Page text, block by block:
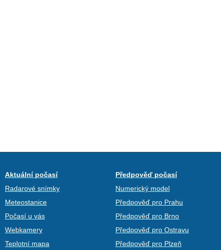
Aktuální počasí
Radarové snímky
Meteostanice
Počasí u vás
Webkamery
Teplotní mapa
Předpověď počasí
Numerický model
Předpověď pro Prahu
Předpověď pro Brno
Předpověď pro Ostravu
Předpověď pro Plzeň